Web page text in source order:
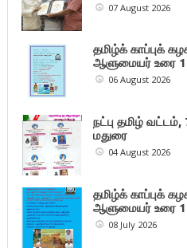
07 August 2026
தமிழ்க் காப்புக்
ஆளுமையர் உரை
06 August 2026
நட்பு தமிழ்
மதுரை
04 August 2026
தமிழ்க் காப்புக்
ஆளுமையர் உரை
08 July 2026